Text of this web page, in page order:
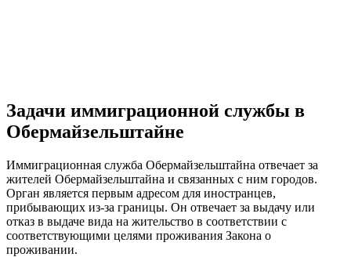
Задачи иммиграционной службы в
Обермайзельштайне
Иммиграционная служба Обермайзельштайна отвечает за
жителей Обермайзельштайна и связанных с ним городов.
Орган является первым адресом для иностранцев,
прибывающих из-за границы. Он отвечает за выдачу или
отказ в выдаче вида на жительство в соответствии с
соответствующими целями проживания Закона о
проживании.